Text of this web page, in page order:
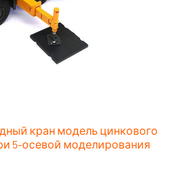
кран модель цинкового
5-осевой моделирования